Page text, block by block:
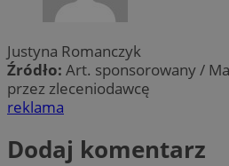
Justyna Romanczyk
Źródło: Art. sponsorowany /
przez zleceniodawcę
reklama
Dodaj komentarz